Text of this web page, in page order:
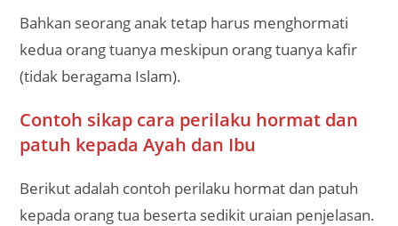
Bahkan seorang anak tetap harus menghormati
kedua orang tuanya meskipun orang tuanya kafir
(tidak beragama Islam).
Contoh sikap cara perilaku hormat dan
patuh kepada Ayah dan Ibu
Berikut adalah contoh perilaku hormat dan patuh
kepada orang tua beserta sedikit uraian penjelasan.